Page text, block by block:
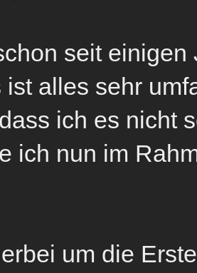
seit
alles sehr
ich es nicht
ich nun im
um die